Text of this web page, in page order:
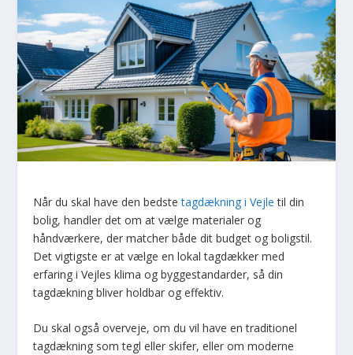
Når du skal have den bedstetagdækning i Vejle til din
bolig, handler det om at vælge materialer og
håndværkere, der matcher både dit budget og boligstil.
Det vigtigste er at vælge en lokal tagdækker med
erfaring i Vejles klima og byggestandarder, så din
tagdækning bliver holdbar og effektiv.
Du skal også overveje, om du vil have en traditionel
tagdækning som tegl eller skifer, eller om moderne